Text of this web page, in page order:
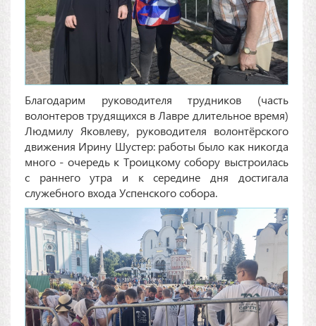
Благодарим руководителя трудников (часть
волонтеров трудящихся в Лавре длительное время)
Людмилу Яковлеву, руководителя волонтёрского
движения Ирину Шустер: работы было как никогда
много - очередь к Троицкому собору выстроилась
с раннего утра и к середине дня достигала
служебного входа Успенского собора.